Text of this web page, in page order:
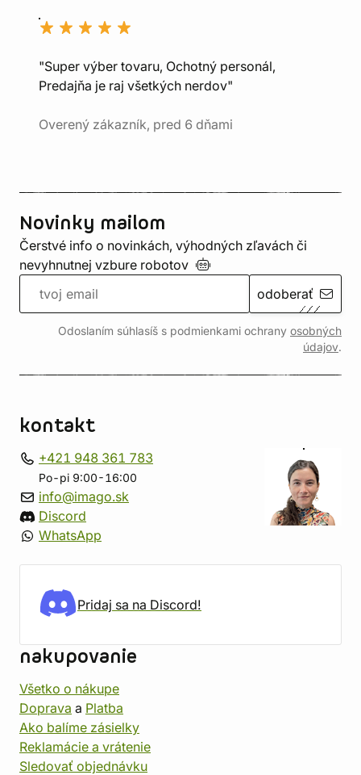
"Super výber tovaru, Ochotný personál,
Predajňa je raj všetkých nerdov"
Overený zákazník, pred 6 dňami
Novinky mailom
Čerstvé info o novinkách, výhodných zľavách či
nevyhnutnej vzbure robotov
odoberať
Odoslaním súhlasíš s podmienkami ochrany osobných
údajov.
kontakt
+421 948 361 783
Po-pi 9:00-16:00
info@imago.sk
Discord
WhatsApp
Pridaj sa na Discord!
nakupovanie
Všetko o nákupe
Doprava a Platba
Ako balíme zásielky
Reklamácie a vrátenie
Sledovať objednávku